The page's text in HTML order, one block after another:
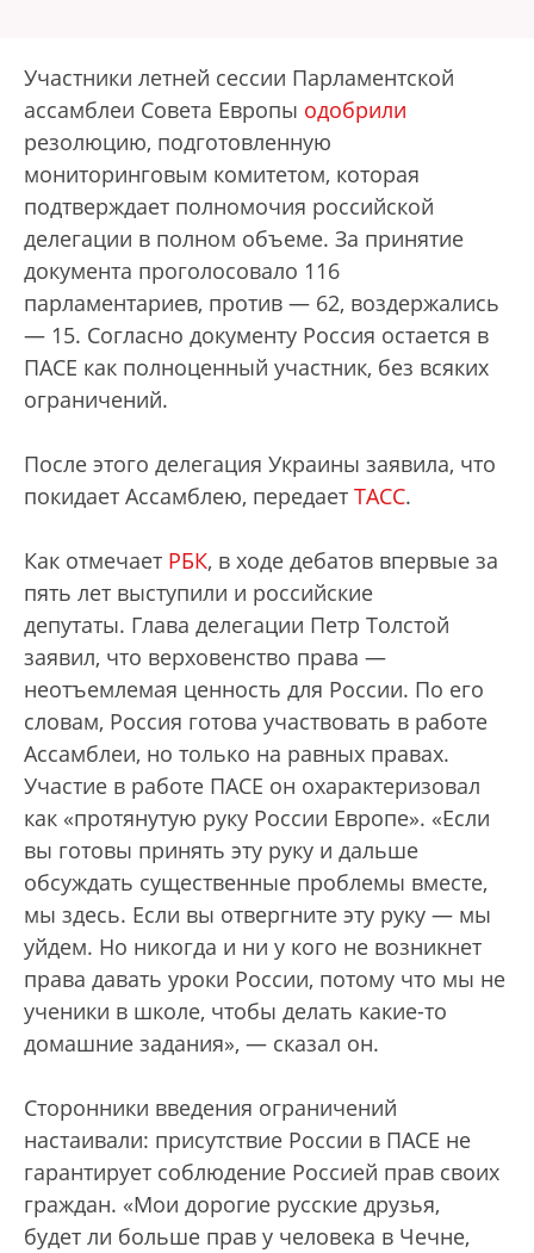
Участники летней сессии Парламентской
ассамблеи Совета Европы одобрили
резолюцию, подготовленную
мониторинговым комитетом, которая
подтверждает полномочия российской
делегации в полном объеме. За принятие
документа проголосовало 116
парламентариев, против — 62, воздержались
— 15. Согласно документу Россия остается в
ПАСЕ как полноценный участник, без всяких
ограничений.
После этого делегация Украины заявила, что
покидает Ассамблею, передает ТАСС.
Как отмечает РБК, в ходе дебатов впервые за
пять лет выступили и российские
депутаты. Глава делегации Петр Толстой
заявил, что верховенство права —
неотъемлемая ценность для России. По его
словам, Россия готова участвовать в работе
Ассамблеи, но только на равных правах.
Участие в работе ПАСЕ он охарактеризовал
как «протянутую руку России Европе». «Если
вы готовы принять эту руку и дальше
обсуждать существенные проблемы вместе,
мы здесь. Если вы отвергните эту руку — мы
уйдем. Но никогда и ни у кого не возникнет
права давать уроки России, потому что мы не
ученики в школе, чтобы делать какие-то
домашние задания», — сказал он.
Сторонники введения ограничений
настаивали: присутствие России в ПАСЕ не
гарантирует соблюдение Россией прав своих
граждан. «Мои дорогие русские друзья,
будет ли больше прав у человека в Чечне,